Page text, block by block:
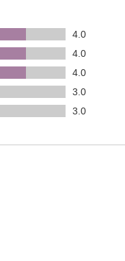
4.0
4.0
4.0
3.0
3.0